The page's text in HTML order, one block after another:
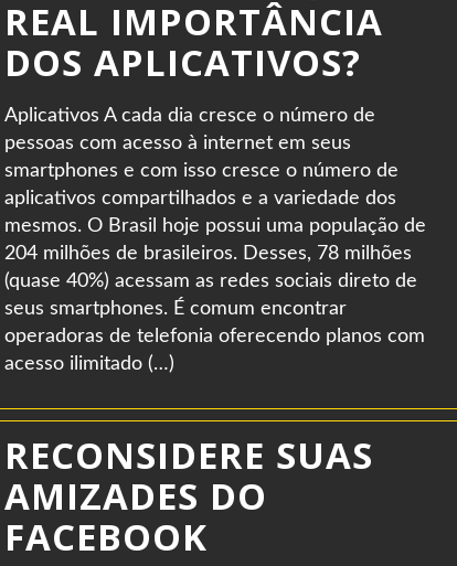
REAL IMPORTÂNCIA
DOS APLICATIVOS?
Aplicativos A cada dia cresce o número de
pessoas com acesso à internet em seus
smartphones e com isso cresce o número de
aplicativos compartilhados e a variedade dos
mesmos. O Brasil hoje possui uma população de
204 milhões de brasileiros. Desses, 78 milhões
(quase 40%) acessam as redes sociais direto de
seus smartphones. É comum encontrar
operadoras de telefonia oferecendo planos com
acesso ilimitado (…)
RECONSIDERE SUAS
AMIZADES DO
FACEBOOK